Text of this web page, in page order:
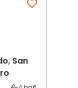
San